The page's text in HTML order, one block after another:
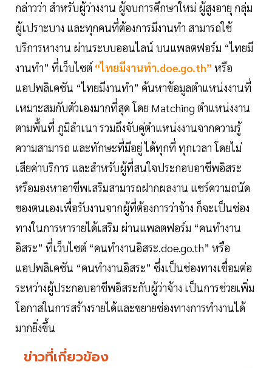
กล่าวว่า สำหรับผู้ว่างงาน ผู้จบการศึกษาใหม่ ผู้สูงอายุ กลุ่ม
ผู้เปราะบาง และทุกคนที่ต้องการมีงานทำ สามารถใช้
บริการหางาน ผ่านระบบออนไลน์ บนแพลตฟอร์ม “ไทยมี
งานทำ” ที่เว็บไซต์ “ไทยมีงานทำ.doe.go.th” หรือ
แอปพลิเคชัน “ไทยมีงานทำ” ค้นหาข้อมูลตำแหน่งงานที่
เหมาะสมกับตัวเองมากที่สุด โดย Matching ตำแหน่งงาน
ตามพื้นที่ ภูมิลำเนา รวมถึงจับคู่ตำแหน่งงานจากความรู้
ความสามารถ และทักษะที่มีอยู่ ได้ทุกที่ ทุกเวลา โดยไม่
เสียค่าบริการ และสำหรับผู้ที่สนใจประกอบอาชีพอิสระ
หรือมองหาอาชีพเสริมสามารถฝากผลงาน แชร์ความถนัด
ของตนเองเพื่อรับงานจากผู้ที่ต้องการว่าจ้าง ก็จะเป็นช่อง
ทางในการหารายได้เสริม ผ่านแพลตฟอร์ม “คนทำงาน
อิสระ” ที่เว็บไซต์ “คนทำงานอิสระ.doe.go.th” หรือ
แอปพลิเคชัน “คนทำงานอิสระ” ซึ่งเป็นช่องทางเชื่อมต่อ
ระหว่างผู้ประกอบอาชีพอิสระกับผู้ว่าจ้าง เป็นการช่วยเพิ่ม
โอกาสในการสร้างรายได้และขยายช่องทางการทำงานได้
มากยิ่งขึ้น
ข่าวที่เกี่ยวข้อง